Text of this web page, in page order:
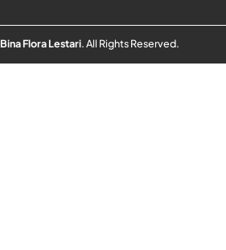
Bina Flora Lestari. All Rights Reserved.